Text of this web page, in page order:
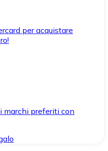
per acquistare
marchi preferiti con